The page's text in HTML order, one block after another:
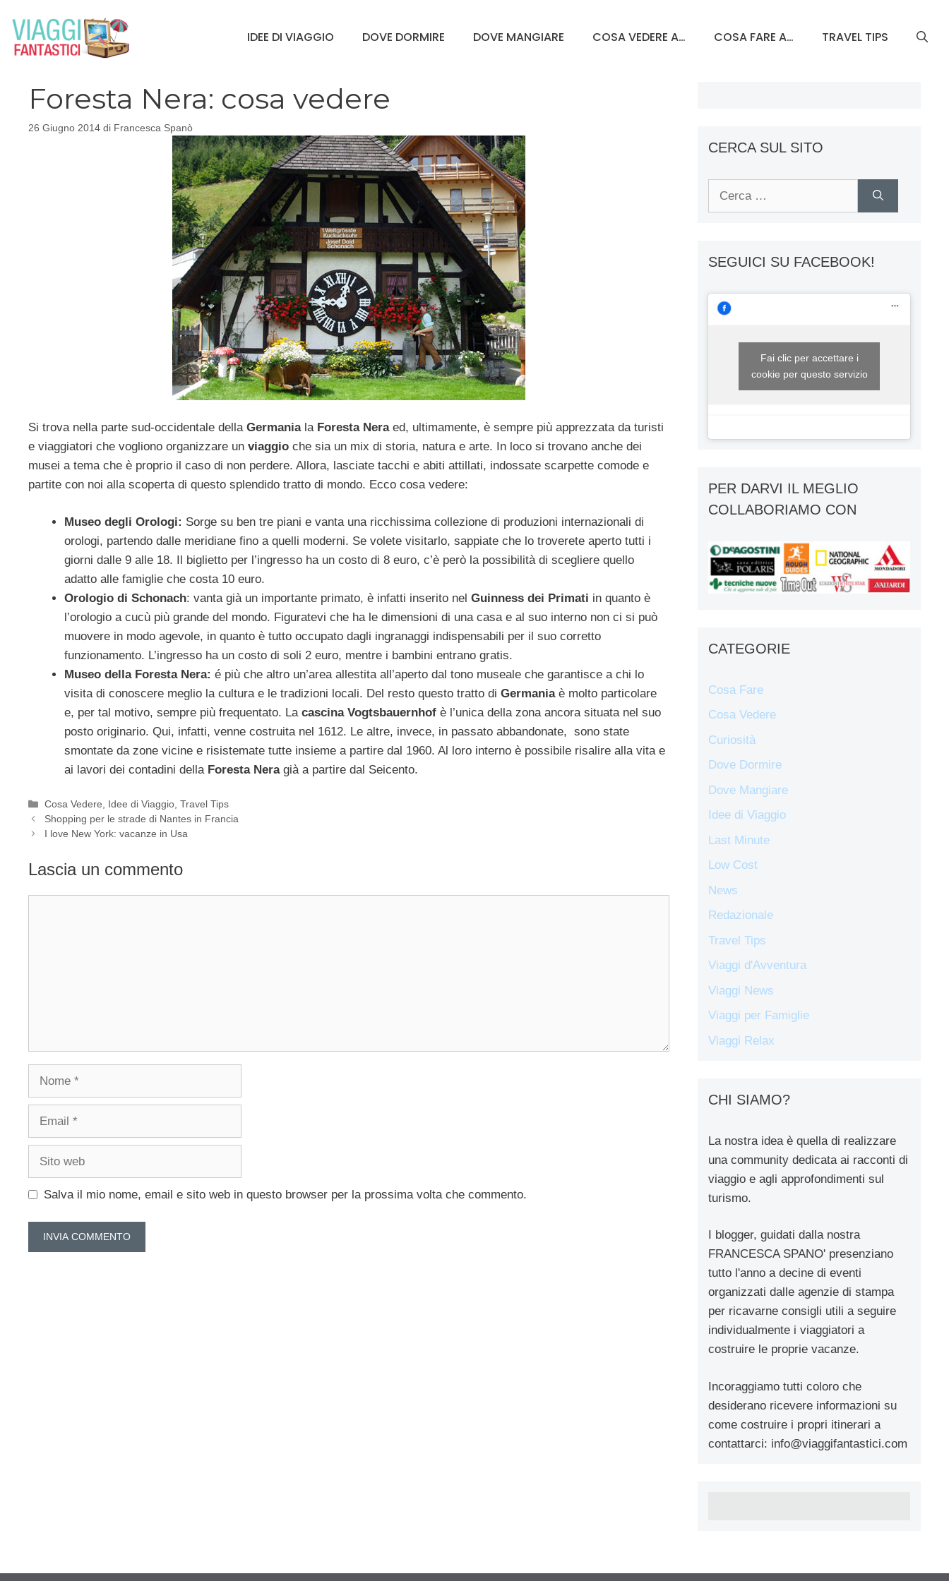
contenuto
IDEE DI VIAGGIO DOVE DORMIRE DOVE MANGIARE COSA VEDERE A… COSA FARE A… TRAVEL TIPS
Foresta Nera: cosa vedere
26 Giugno 2014 di Francesca Spanò
Si trova nella parte sud-occidentale della Germania la Foresta Neraed, ultimamente, è sempre più apprezzata da turisti
e viaggiatori che vogliono organizzare un viaggio che sia un mix di storia, natura e arte. In loco si trovano anche dei
musei a tema che è proprio il caso di non perdere. Allora, lasciate tacchi e abiti attillati, indossate scarpette comode e
partite con noi alla scoperta di questo splendido tratto di mondo. Ecco cosa vedere:
Museo degli Orologi: Sorge su ben tre piani e vanta una ricchissima collezione di produzioni internazionali di
orologi, partendo dalle meridiane fino a quelli moderni. Se volete visitarlo, sappiate che lo troverete aperto tutti i
giorni dalle 9 alle 18. Il biglietto per l’ingresso ha un costo di 8 euro, c’è però la possibilità di scegliere quello
adatto alle famiglie che costa 10 euro.
Orologio di Schonach: vanta già un importante primato, è infatti inserito nel Guinness dei Primati in quanto è
l’orologio a cucù più grande del mondo. Figuratevi che ha le dimensioni di una casa e al suo interno non ci si può
muovere in modo agevole, in quanto è tutto occupato dagli ingranaggi indispensabili per il suo corretto
funzionamento. L’ingresso ha un costo di soli 2 euro, mentre i bambini entrano gratis.
Museo della Foresta Nera: é più che altro un’area allestita all’aperto dal tono museale che garantisce a chi lo
visita di conoscere meglio la cultura e le tradizioni locali. Del resto questo tratto di Germaniaè molto particolare
e, per tal motivo, sempre più frequentato. La cascina Vogtsbauernhof è l’unica della zona ancora situata nel suo
posto originario. Qui, infatti, venne costruita nel 1612. Le altre, invece, in passato abbandonate, sono state
smontate da zone vicine e risistemate tutte insieme a partire dal 1960. Al loro interno è possibile risalire alla vita e
ai lavori dei contadini della Foresta Neragià a partire dal Seicento.
Categorie
Cosa Vedere, Idee di Viaggio,Travel Tips
Shopping per le strade di Nantes in Francia
I love New York: vacanze in Usa
Lascia un commento
Nome
Email
Sito
Salva il mio nome, email e sito web in questo browser per la prossima volta che commento.
CERCA SUL SITO
SEGUICI SU FACEBOOK!
Fai clic per accettare i
cookie per questo servizio
PER DARVI IL MEGLIO
COLLABORIAMO CON
CATEGORIE
Cosa Fare
Cosa Vedere
Curiosità
Dove Dormire
Dove Mangiare
Idee di Viaggio
Last Minute
Low Cost
News
Redazionale
Travel Tips
Viaggi d'Avventura
Viaggi News
Viaggi per Famiglie
Viaggi Relax
CHI SIAMO?
La nostra idea è quella di realizzare
una community dedicata ai racconti di
viaggio e agli approfondimenti sul
turismo.
I blogger, guidati dalla nostra
FRANCESCA SPANO' presenziano
tutto l'anno a decine di eventi
organizzati dalle agenzie di stampa
per ricavarne consigli utili a seguire
individualmente i viaggiatori a
costruire le proprie vacanze.
Incoraggiamo tutti coloro che
desiderano ricevere informazioni su
come costruire i propri itinerari a
contattarci: info@viaggifantastici.com